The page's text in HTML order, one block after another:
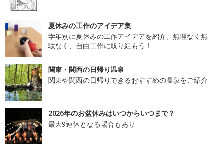
夏休みの工作のアイデア集
学年別に夏休みの工作アイデアを紹介。無理なく無
駄なく、自由工作に取り組もう！
関東・関西の日帰り温泉
関東や関西の日帰りできるおすすめの温泉をご紹介
2026年のお盆休みはいつからいつまで？
最大9連休となる場合もあり